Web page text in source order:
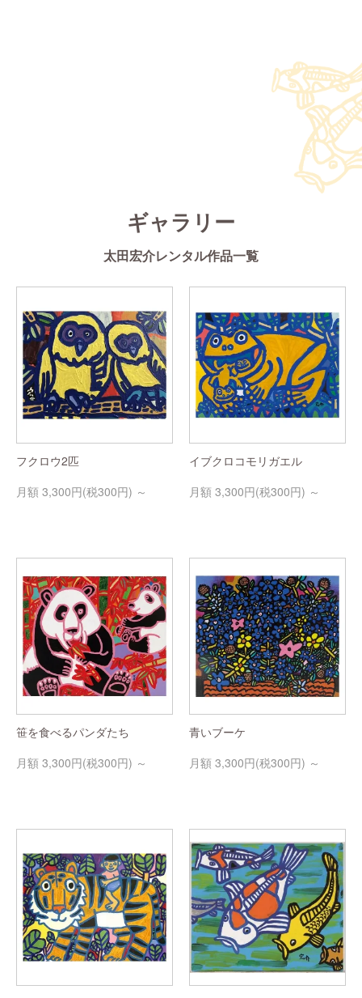
ギャラリー
太田宏介レンタル作品一覧
フクロウ2匹
3,300円(税300円)
イブクロコモリガエル
3,300円(税300円)
笹を食べるパンダたち
3,300円(税300円)
青いブーケ
3,300円(税300円)